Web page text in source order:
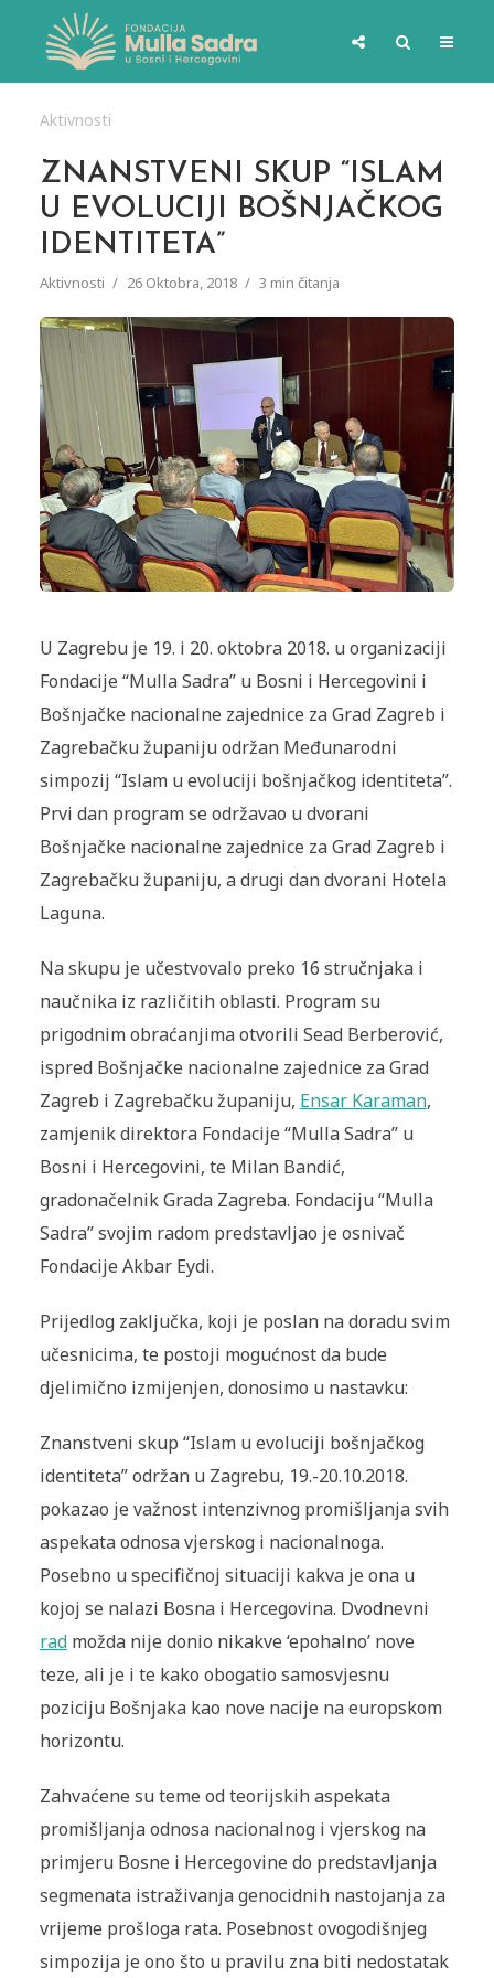
Aktivnosti
ZNANSTVENI SKUP “ISLAM
U EVOLUCIJI BOŠNJAČKOG
IDENTITETA”
Aktivnosti 26 Oktobra, 2018 3 min čitanja
U Zagrebu je 19. i 20. oktobra 2018. u organizaciji
Fondacije “Mulla Sadra” u Bosni i Hercegovini i
Bošnjačke nacionalne zajednice za Grad Zagreb i
Zagrebačku županiju održan Međunarodni
simpozij “Islam u evoluciji bošnjačkog identiteta”.
Prvi dan program se održavao u dvorani
Bošnjačke nacionalne zajednice za Grad Zagreb i
Zagrebačku županiju, a drugi dan dvorani Hotela
Laguna.
Na skupu je učestvovalo preko 16 stručnjaka i
naučnika iz različitih oblasti. Program su
prigodnim obraćanjima otvorili Sead Berberović,
ispred Bošnjačke nacionalne zajednice za Grad
Zagreb i Zagrebačku županiju, Ensar Karaman,
zamjenik direktora Fondacije “Mulla Sadra” u
Bosni i Hercegovini, te Milan Bandić,
gradonačelnik Grada Zagreba. Fondaciju “Mulla
Sadra” svojim radom predstavljao je osnivač
Fondacije Akbar Eydi.
Prijedlog zaključka, koji je poslan na doradu svim
učesnicima, te postoji mogućnost da bude
djelimično izmijenjen, donosimo u nastavku:
Znanstveni skup “Islam u evoluciji bošnjačkog
identiteta” održan u Zagrebu, 19.-20.10.2018.
pokazao je važnost intenzivnog promišljanja svih
aspekata odnosa vjerskog i nacionalnoga.
Posebno u specifičnoj situaciji kakva je ona u
kojoj se nalazi Bosna i Hercegovina. Dvodnevni
radmožda nije donio nikakve ‘epohalno’ nove
teze, ali je i te kako obogatio samosvjesnu
poziciju Bošnjaka kao nove nacije na europskom
horizontu.
Zahvaćene su teme od teorijskih aspekata
promišljanja odnosa nacionalnog i vjerskog na
primjeru Bosne i Hercegovine do predstavljanja
segmenata istraživanja genocidnih nastojanja za
vrijeme prošloga rata. Posebnost ovogodišnjeg
simpozija je ono što u pravilu zna biti nedostatak